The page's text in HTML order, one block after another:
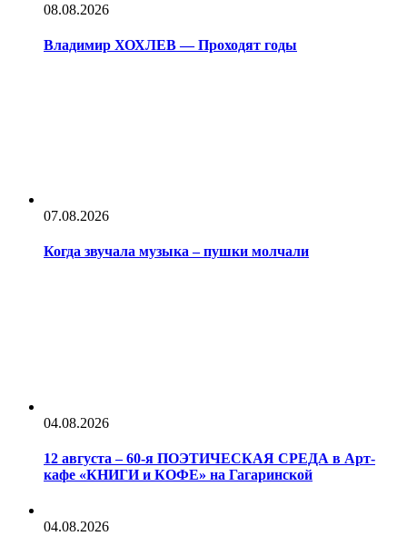
08.08.2026
Владимир ХОХЛЕВ — Проходят годы
07.08.2026
Когда звучала музыка – пушки молчали
04.08.2026
12 августа – 60-я ПОЭТИЧЕСКАЯ СРЕДА в Арт-
кафе «КНИГИ и КОФЕ» на Гагаринской
04.08.2026